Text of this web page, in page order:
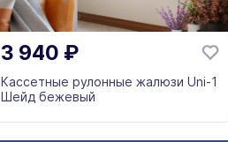
3 940 ₽
Кассетные рулонные жалюзи Uni-1
Шейд бежевый